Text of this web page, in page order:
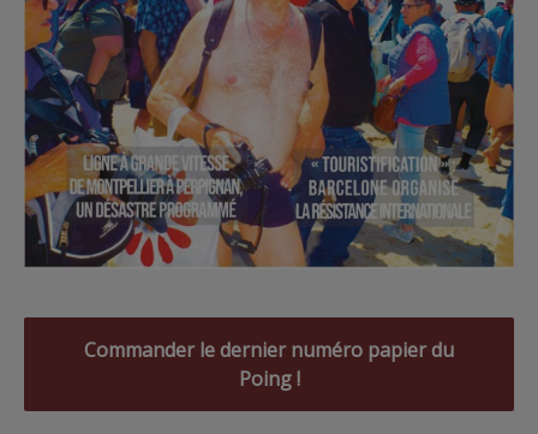
Commander le dernier numéro papier du
Poing !